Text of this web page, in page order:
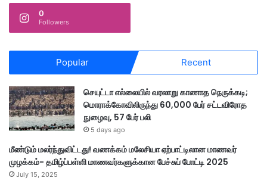
0
Followers
Popular Recent
செயுட்டா எல்லையில் வரலாறு காணாத நெருக்கடி;
மொராக்கோவிலிருந்து 60,000 பேர் சட்டவிரோத
நுழைவு, 57 பேர் பலி
5 days ago
மீண்டும் மலர்ந்துவிட்டது! வணக்கம் மலேசியா ஏற்பாட்டிலான மாணவர்
முழக்கம்- தமிழ்ப்பள்ளி மாணவர்களுக்கான பேச்சுப் போட்டி 2025
July 15, 2025